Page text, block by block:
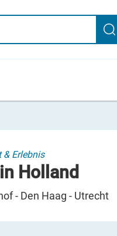
Erlebnis
Holland
- Den Haag - Utrecht